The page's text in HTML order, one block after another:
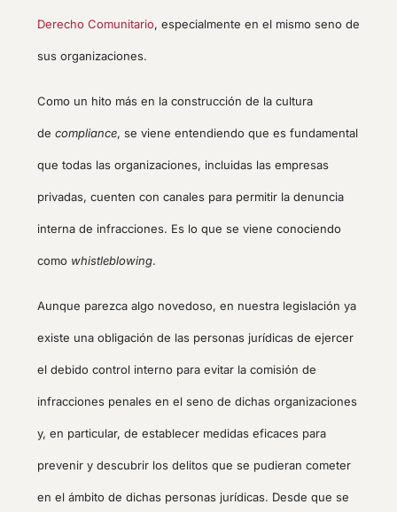
Derecho Comunitario, especialmente en el mismo seno de
sus organizaciones.
Como un hito más en la construcción de la cultura
de compliance, se viene entendiendo que es fundamental
que todas las organizaciones, incluidas las empresas
privadas, cuenten con canales para permitir la denuncia
interna de infracciones. Es lo que se viene conociendo
como whistleblowing.
Aunque parezca algo novedoso, en nuestra legislación ya
existe una obligación de las personas jurídicas de ejercer
el debido control interno para evitar la comisión de
infracciones penales en el seno de dichas organizaciones
y, en particular, de establecer medidas eficaces para
prevenir y descubrir los delitos que se pudieran cometer
en el ámbito de dichas personas jurídicas. Desde que se